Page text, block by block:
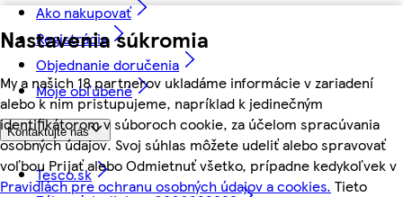
Nastavenia súkromia
My a našich 18 partnerov ukladáme informácie v zariadení
alebo k nim pristupujeme, napríklad k jedinečným
identifikátorom v súboroch cookie, za účelom spracúvania
osobných údajov. Svoj súhlas môžete udeliť alebo spravovať
voľbou Prijať alebo Odmietnuť všetko, prípadne kedykoľvek v
Pravidlách pre ochranu osobných údajov a cookies. Tieto
Ako nakupovať
Registrácia
Objednanie doručenia
Moje obľúbené
Kontaktujte nás
Tesco.sk